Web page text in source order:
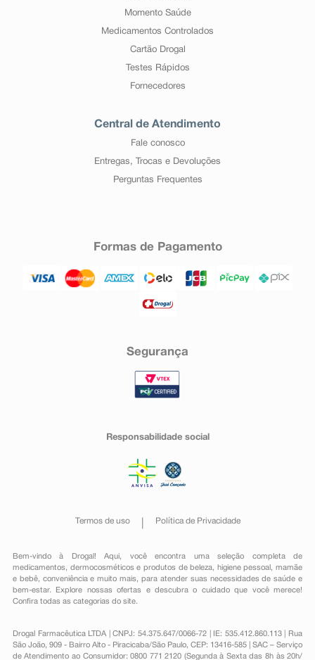
Momento Saúde
Medicamentos Controlados
Cartão Drogal
Testes Rápidos
Fornecedores
Central de Atendimento
Fale conosco
Entregas, Trocas e Devoluções
Perguntas Frequentes
Formas de Pagamento
Segurança
Responsabilidade social
Termos de uso Política de Privacidade
Bem-vindo à Drogal! Aqui, você encontra uma seleção completa de
medicamentos , dermocosméticos e produtos de beleza, higiene pessoal ,mamãe
e bebê, conveniênciae muito mais, para atender suas necessidades de saúde e
bem-estar. Explore nossas ofertas e descubra o cuidado que você merece!
Confira todas as categorias do site.
Drogal Farmacêutica LTDA | CNPJ: 54.375.647/0066-72 | IE: 535.412.860.113 | Rua
São João, 909 - Bairro Alto - Piracicaba/São Paulo, CEP: 13416-585 | SAC – Serviço
de Atendimento ao Consumidor: 0800 771 2120 (Segunda à Sexta das 8h às 20h/